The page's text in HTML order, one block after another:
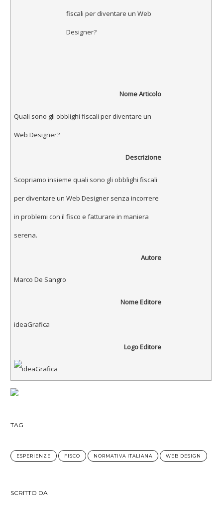
Nome Articolo
Quali sono gli obblighi fiscali per diventare un
Web Designer?
Descrizione
Scopriamo insieme quali sono gli obblighi fiscali
per diventare un Web Designer senza incorrere
in problemi con il fisco e fatturare in maniera
serena.
Autore
Marco De Sangro
Nome Editore
ideaGrafica
Logo Editore
TAG
ESPERIENZE FISCO NORMATIVA ITALIANA WEB DESIGN
SCRITTO DA